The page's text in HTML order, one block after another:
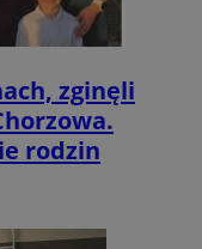
zginęli
rodzin